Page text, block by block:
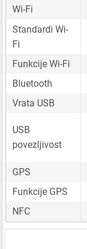
Wi-Fi
Standardi Wi-
Fi
Funkcije Wi-Fi
Bluetooth
Vrata USB
USB
povezljivost
GPS
Funkcije GPS
NFC